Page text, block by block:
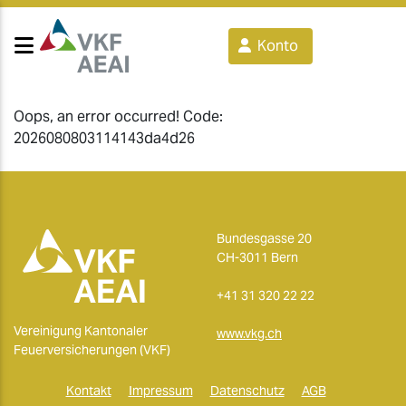
Konto
Oops, an error occurred! Code:
2026080803114143da4d26
Vereinigung Kantonaler
Feuerversicherungen (VKF)
Bundesgasse 20
CH-3011 Bern
+41 31 320 22 22
www.vkg.ch
Kontakt Impressum Datenschutz AGB